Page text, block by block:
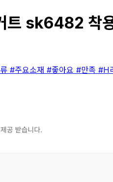
sk6482 착
#주요소재 #좋아요 #만족 #H